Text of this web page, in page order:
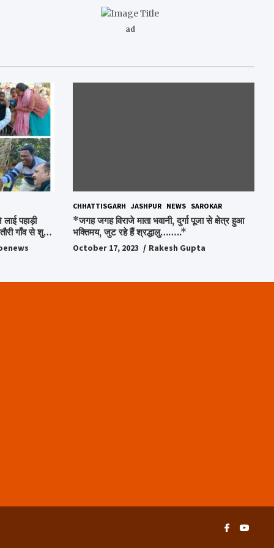
ad
पहाड़ी
गाँव से शुरु
CHHATTISGARH JASHPUR NEWS SAROKAR
*जगह जगह विराजे माता भवानी, दुर्गा पूजा से क्षेत्र हुआ
भक्तिमय, जुट रहे हैं श्रद्धालु……..*
October 17, 2023 Rakesh Gupta